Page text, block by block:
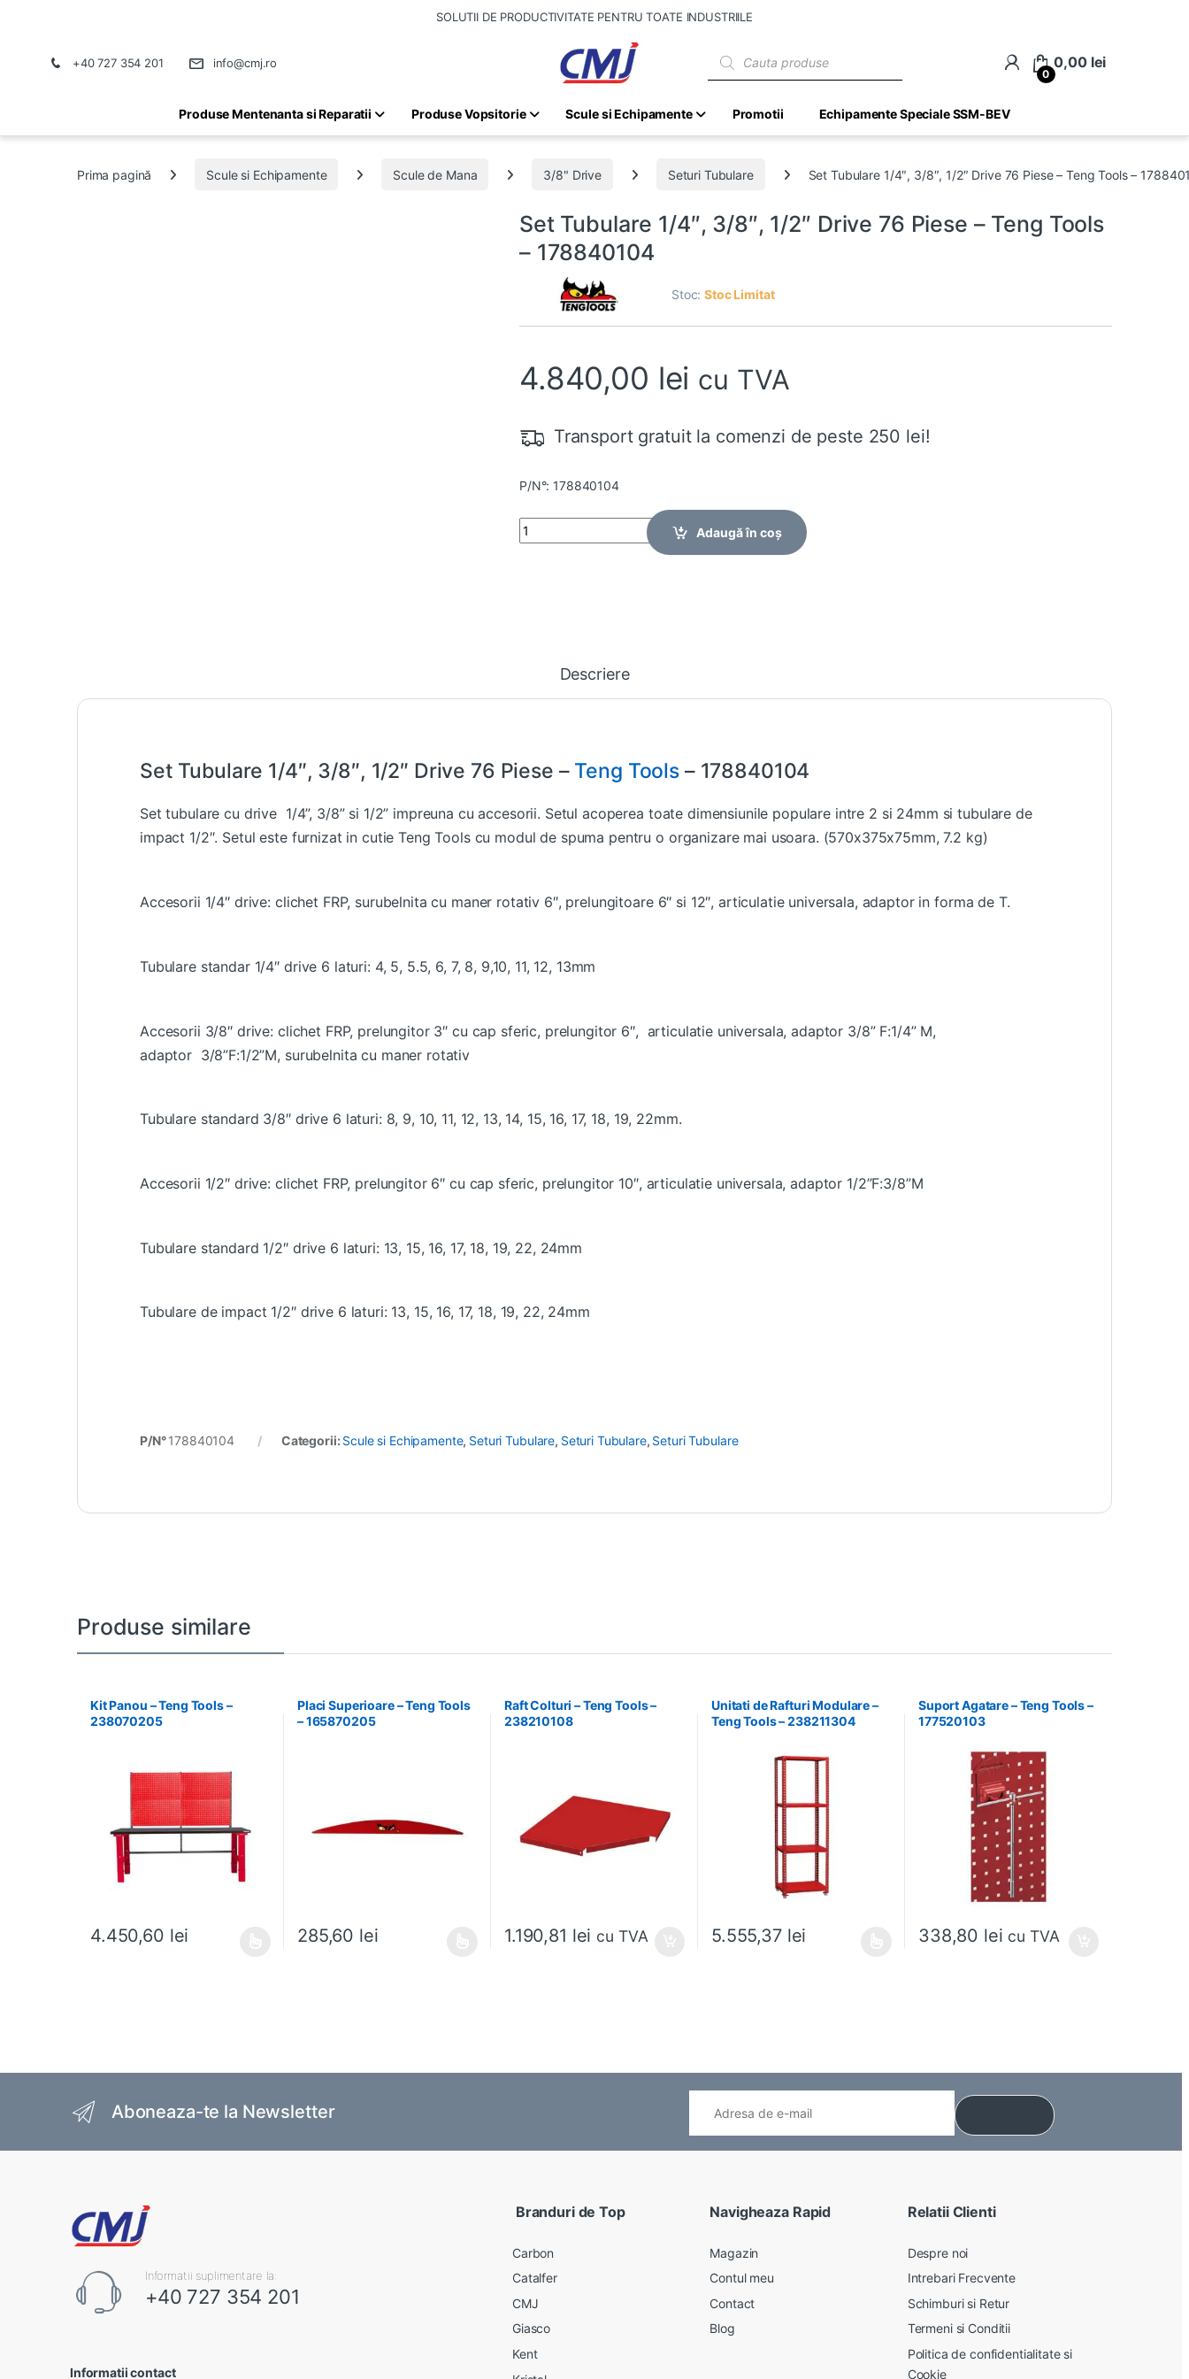
SOLUTII DE PRODUCTIVITATE PENTRU TOATE INDUSTRIILE
+40 727 354 201 info@cmj.ro
0
0,00 lei
Produse Mentenanta si Reparatii Produse Vopsitorie Scule si Echipamente Promotii Echipamente Speciale SSM-BEV
Prima pagină Scule si Echipamente Scule de Mana 3/8" Drive Seturi Tubulare Set Tubulare 1/4″, 3/8″, 1/2″ Drive 76 Piese – Teng Tools –
Set Tubulare 1/4″, 3/8″, 1/2″ Drive 76 Piese – Teng Tools
– 178840104
Stoc:Stoc Limitat
4.840,00 lei cu TVA
Transport gratuit la comenzi de peste 250 lei!
P/N°: 178840104
Quantity
Adaugă în coș
Descriere
Set Tubulare 1/4″, 3/8″, 1/2″ Drive 76 Piese – Teng Tools – 178840104
Set tubulare cu drive 1/4”, 3/8” si 1/2” impreuna cu accesorii. Setul acoperea toate dimensiunile populare intre 2 si 24mm si tubulare de
impact 1/2″. Setul este furnizat in cutie Teng Tools cu modul de spuma pentru o organizare mai usoara. (570x375x75mm, 7.2 kg)
Accesorii 1/4″ drive: clichet FRP, surubelnita cu maner rotativ 6″, prelungitoare 6″ si 12″, articulatie universala, adaptor in forma de T.
Tubulare standar 1/4″ drive 6 laturi: 4, 5, 5.5, 6, 7, 8, 9,10, 11, 12, 13mm
Accesorii 3/8″ drive: clichet FRP, prelungitor 3″ cu cap sferic, prelungitor 6″, articulatie universala, adaptor 3/8” F:1/4” M,
adaptor 3/8”F:1/2”M, surubelnita cu maner rotativ
Tubulare standard 3/8″ drive 6 laturi: 8, 9, 10, 11, 12, 13, 14, 15, 16, 17, 18, 19, 22mm.
Accesorii 1/2″ drive: clichet FRP, prelungitor 6″ cu cap sferic, prelungitor 10″, articulatie universala, adaptor 1/2”F:3/8”M
Tubulare standard 1/2″ drive 6 laturi: 13, 15, 16, 17, 18, 19, 22, 24mm
Tubulare de impact 1/2″ drive 6 laturi: 13, 15, 16, 17, 18, 19, 22, 24mm
P/N°178840104 Categorii: Scule si Echipamente, Seturi Tubulare, Seturi Tubulare, Seturi Tubulare
Produse similare
Kit Panou – Teng Tools –
238070205
4.450,60 lei
Placi Superioare – Teng Tools
– 165870205
285,60 lei
Raft Colturi – Teng Tools –
238210108
1.190,81 lei cu TVA
Unitati de Rafturi Modulare –
Teng Tools – 238211304
5.555,37 lei
Suport Agatare – Teng Tools –
177520103
338,80 lei cu TVA
Aboneaza-te la Newsletter
Informatii suplimentare la:
+40 727 354 201
Informatii contact
Branduri de Top
Carbon
Catalfer
CMJ
Giasco
Kent
Navigheaza Rapid
Magazin
Contul meu
Contact
Blog
Relatii Clienti
Despre noi
Intrebari Frecvente
Schimburi si Retur
Termeni si Conditii
Politica de confidentialitate si
Cookie